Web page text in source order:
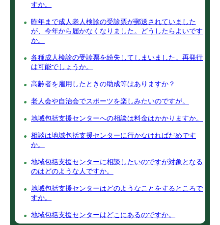
すか。
昨年まで成人老人検診の受診票が郵送されていました
が、今年から届かなくなりました。どうしたらよいです
か。
各種成人検診の受診票を紛失してしまいました。再発行
は可能でしょうか。
高齢者を雇用したときの助成等はありますか？
老人会や自治会でスポーツを楽しみたいのですが。
地域包括支援センターへの相談は料金はかかりますか。
相談は地域包括支援センターに行かなければだめです
か。
地域包括支援センターに相談したいのですが対象となる
のはどのような人ですか。
地域包括支援センターはどのようなことをするところで
すか。
地域包括支援センターはどこにあるのですか。